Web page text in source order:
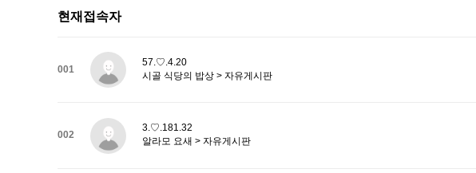
현재접속자
001
57.♡.4.20
시골 식당의 밥상 > 자유게시판
002
3.♡.181.32
알라모 요새 > 자유게시판